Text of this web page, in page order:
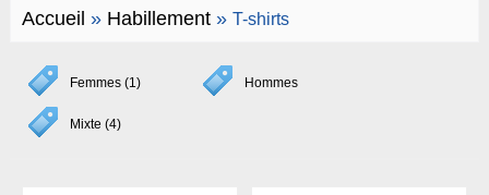
Accueil » Habillement» T-shirts
Femmes (1) Hommes
Mixte (4)